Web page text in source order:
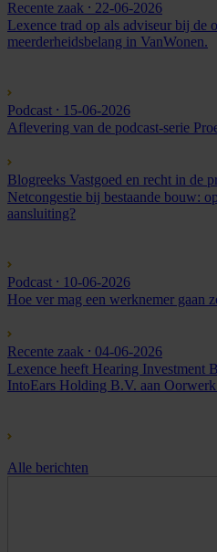
Recente zaak ⸱ 22-06-2026
Lexence trad op als adviseur bij de
meerderheidsbelang in VanWonen.
Podcast ⸱ 15-06-2026
Aflevering van de podcast-serie
Blogreeks Vastgoed en recht in de
Netcongestie bij bestaande bouw:
aansluiting?
Podcast ⸱ 10-06-2026
Hoe ver mag een werknemer gaan
Recente zaak ⸱ 04-06-2026
Lexence heeft Hearing Investment
IntoEars Holding B.V. aan
Alle berichten